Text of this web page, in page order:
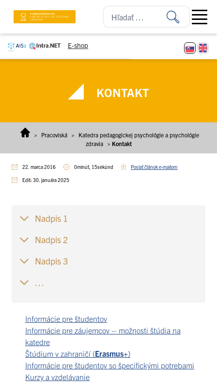
E-shop
Open
KONTAKT
> Pracoviská >
Katedra pedagogickej psychológie a psychológie
zdravia
> Kontakt
22. marca 2016 0minút, 15sekúnd Poslať článok e-mailom
Edit: 30. januára 2025
Nadpis 1
Nadpis 2
Nadpis 3
…
Informácie pre študentov
Informácie pre záujemcov – možnosti štúdia na
katedre
Štúdium v zahraničí (Erasmus+)
Informácie pre študentov so špecifickými potrebami
Kurzy a vzdelávanie